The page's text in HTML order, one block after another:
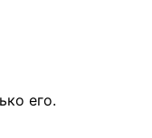
его.